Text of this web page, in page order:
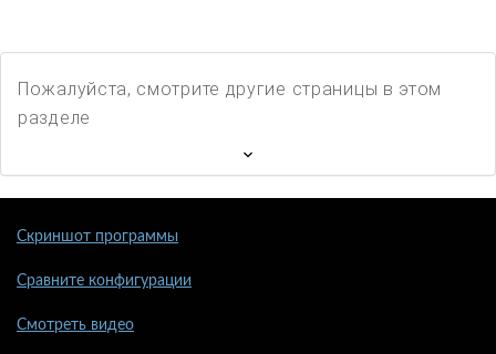
Пожалуйста, смотрите другие страницы в этом
разделе
Скриншот программы
Сравните конфигурации
Смотреть видео